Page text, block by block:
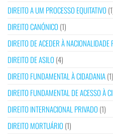
DIREITO A UM PROCESSO EQUITATIVO
DIREITO CANÓNICO (1)
DIREITO DE ACEDER À NACIONALIDADE
DIREITO DE ASILO (4)
DIREITO FUNDAMENTAL À CIDADANIA(1)
DIREITO FUNDAMENTAL DE ACESSO À
DIREITO INTERNACIONAL PRIVADO (1)
DIREITO MORTUÁRIO (1)